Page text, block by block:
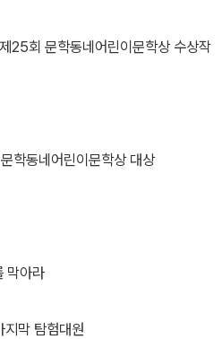
25회 문학동네어린이문학상 수상작
학동네어린이문학상 대상
막아라
막 탐험대원